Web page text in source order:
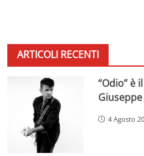
ARTICOLI RECENTI
“Odio” è
4 Agosto